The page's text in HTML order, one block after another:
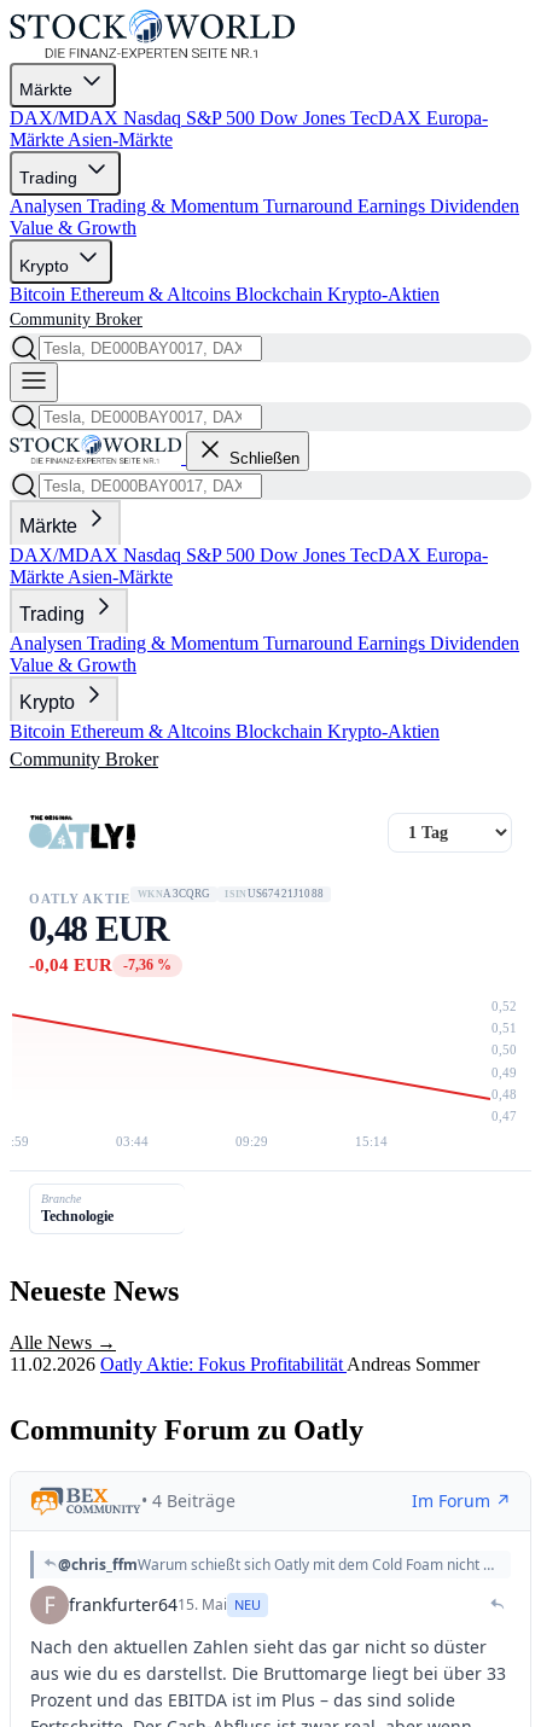
Märkte
DAX/MDAX Nasdaq S&P 500 Dow Jones TecDAX Europa-
Märkte Asien-Märkte
Trading
Analysen Trading & Momentum Turnaround Earnings Dividenden
Value & Growth
Krypto
Bitcoin Ethereum & Altcoins Blockchain Krypto-Aktien
Community Broker
Schließen
Märkte
DAX/MDAX Nasdaq S&P 500 Dow Jones TecDAX Europa-
Märkte Asien-Märkte
Trading
Analysen Trading & Momentum Turnaround Earnings Dividenden
Value & Growth
Krypto
Bitcoin Ethereum & Altcoins Blockchain Krypto-Aktien
Community Broker
OATLY AKTIE WKNA3CQRG ISIN US67421J1088
0,48 EUR
-0,04 EUR -7,36 %
0,52
0,51
0,50
0,49
0,48
0,47
03:44 09:29 15:14
Branche
Technologie
Neueste News
Alle News →
11.02.2026 Oatly Aktie: Fokus Profitabilität Andreas Sommer
Community Forum zu Oatly